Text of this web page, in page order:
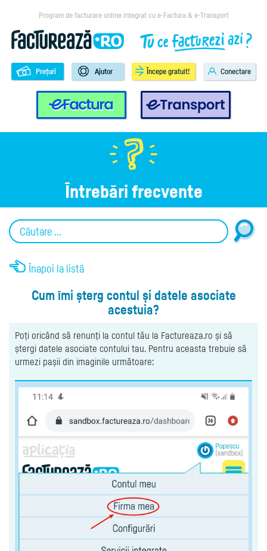
Program de facturare online integrat cu e-Factura & e-Transport
e-Factura e-Transport
Prețuri Ajutor Începe gratuit! Conectare
Întrebări frecvente
Înapoi la listă
Cum îmi șterg contul și datele asociate
acestuia?
Poți oricând să renunţi la contul tău la Factureaza.ro și să
ștergi datele asociate contului tau. Pentru aceasta trebuie să
urmezi pașii din imaginile următoare: